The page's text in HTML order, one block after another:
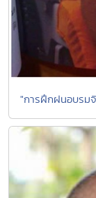
"การฝึกฝนอบรม